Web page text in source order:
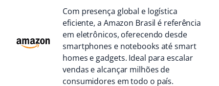
Com presença global e logística
eficiente, a Amazon Brasil é referência
em eletrônicos, oferecendo desde
smartphones e notebooks até smart
homes e gadgets. Ideal para escalar
vendas e alcançar milhões de
consumidores em todo o país.